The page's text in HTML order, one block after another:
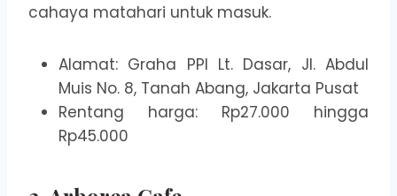
cahaya matahari untuk masuk.
Alamat: Graha PPI Lt. Dasar, Jl. Abdul
Muis No. 8, Tanah Abang, Jakarta Pusat
Rentang harga: Rp27.000 hingga
Rp45.000